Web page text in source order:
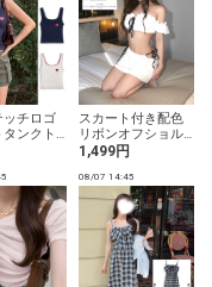
ッチロゴ
ンクト
スカート付き配色
リボンオフショル
ダーフリルビキニ
1,499円
08/07 14:45